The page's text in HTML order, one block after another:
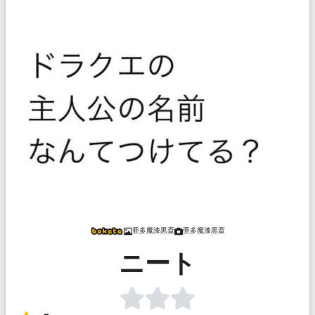
亜多魔漆黒斎 亜多魔漆黒斎
ニート